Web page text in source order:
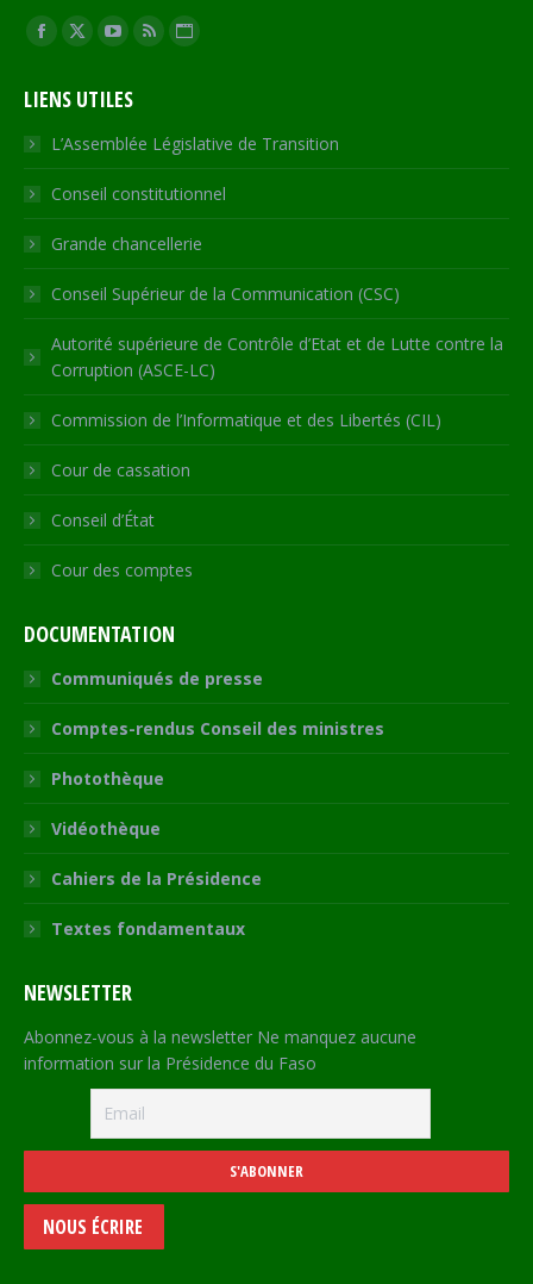
Trouvez nous sur :
Facebook
opens
in
new
window
X
opens
in
new
window
YouTube
opens
in
new
window
RSS
in
new
window
Site
opens
in
new
LIENS UTILES
L’Assemblée Législative de Transition
Conseil constitutionnel
Grande chancellerie
Conseil Supérieur de la Communication (CSC)
Autorité supérieure de Contrôle d’Etat et de Lutte contre la
Corruption (ASCE-LC)
Commission de l’Informatique et des Libertés (CIL)
Cour de cassation
Conseil d’État
Cour des comptes
DOCUMENTATION
Communiqués de presse
Comptes-rendus Conseil des ministres
Photothèque
Vidéothèque
Cahiers de la Présidence
Textes fondamentaux
NEWSLETTER
Abonnez-vous à la newsletter Ne manquez aucune
information sur la Présidence du Faso
NOUS ÉCRIRE